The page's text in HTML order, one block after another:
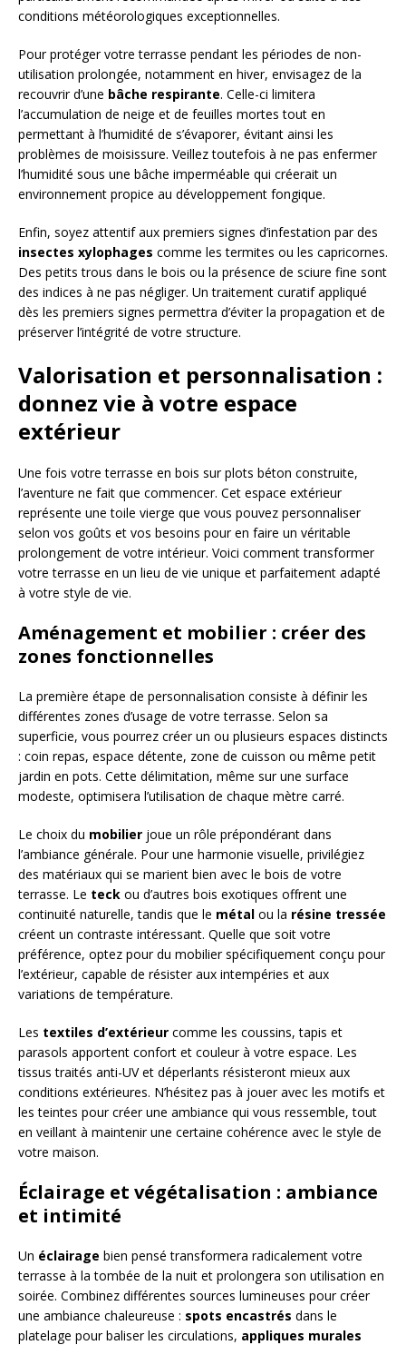
conditions météorologiques exceptionnelles.
Pour protéger votre terrasse pendant les périodes de non-
utilisation prolongée, notamment en hiver, envisagez de la
recouvrir d’une bâche respirante. Celle-ci limitera
l’accumulation de neige et de feuilles mortes tout en
permettant à l’humidité de s’évaporer, évitant ainsi les
problèmes de moisissure. Veillez toutefois à ne pas enfermer
l’humidité sous une bâche imperméable qui créerait un
environnement propice au développement fongique.
Enfin, soyez attentif aux premiers signes d’infestation par des
insectes xylophages comme les termites ou les capricornes.
Des petits trous dans le bois ou la présence de sciure fine sont
des indices à ne pas négliger. Un traitement curatif appliqué
dès les premiers signes permettra d’éviter la propagation et de
préserver l’intégrité de votre structure.
Valorisation et personnalisation :
donnez vie à votre espace
extérieur
Une fois votre terrasse en bois sur plots béton construite,
l’aventure ne fait que commencer. Cet espace extérieur
représente une toile vierge que vous pouvez personnaliser
selon vos goûts et vos besoins pour en faire un véritable
prolongement de votre intérieur. Voici comment transformer
votre terrasse en un lieu de vie unique et parfaitement adapté
à votre style de vie.
Aménagement et mobilier : créer des
zones fonctionnelles
La première étape de personnalisation consiste à définir les
différentes zones d’usage de votre terrasse. Selon sa
superficie, vous pourrez créer un ou plusieurs espaces distincts
: coin repas, espace détente, zone de cuisson ou même petit
jardin en pots. Cette délimitation, même sur une surface
modeste, optimisera l’utilisation de chaque mètre carré.
Le choix du mobilier joue un rôle prépondérant dans
l’ambiance générale. Pour une harmonie visuelle, privilégiez
des matériaux qui se marient bien avec le bois de votre
terrasse. Le teck ou d’autres bois exotiques offrent une
continuité naturelle, tandis que le métal ou la résine tressée
créent un contraste intéressant. Quelle que soit votre
préférence, optez pour du mobilier spécifiquement conçu pour
l’extérieur, capable de résister aux intempéries et aux
variations de température.
Les textiles d’extérieur comme les coussins, tapis et
parasols apportent confort et couleur à votre espace. Les
tissus traités anti-UV et déperlants résisteront mieux aux
conditions extérieures. N’hésitez pas à jouer avec les motifs et
les teintes pour créer une ambiance qui vous ressemble, tout
en veillant à maintenir une certaine cohérence avec le style de
votre maison.
Éclairage et végétalisation : ambiance
et intimité
Un éclairage bien pensé transformera radicalement votre
terrasse à la tombée de la nuit et prolongera son utilisation en
soirée. Combinez différentes sources lumineuses pour créer
une ambiance chaleureuse : spots encastrés dans le
platelage pour baliser les circulations, appliques murales